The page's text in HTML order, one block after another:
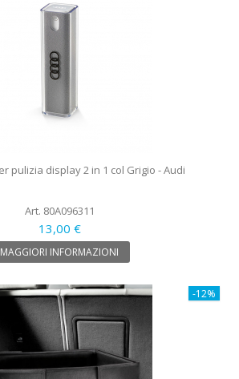
pulizia display 2 in 1 col Grigio - Audi
Art. 80A096311
13,00 €
MAGGIORI INFORMAZIONI
-12%